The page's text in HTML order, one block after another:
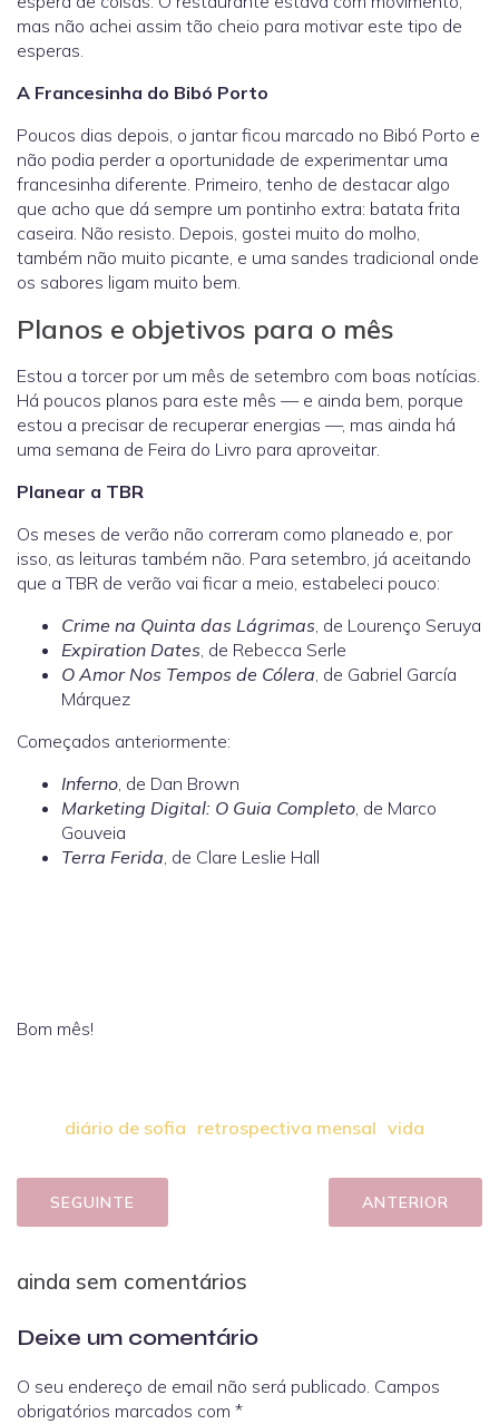
mas não achei assim tão cheio para motivar este tipo de
esperas.
A Francesinha do Bibó Porto
Poucos dias depois, o jantar ficou marcado no Bibó Porto e
não podia perder a oportunidade de experimentar uma
francesinha diferente. Primeiro, tenho de destacar algo
que acho que dá sempre um pontinho extra: batata frita
caseira. Não resisto. Depois, gostei muito do molho,
também não muito picante, e uma sandes tradicional onde
os sabores ligam muito bem.
Planos e objetivos para o mês
Estou a torcer por um mês de setembro com boas notícias.
Há poucos planos para este mês — e ainda bem, porque
estou a precisar de recuperar energias —, mas ainda há
uma semana de Feira do Livro para aproveitar.
Planear a TBR
Os meses de verão não correram como planeado e, por
isso, as leituras também não. Para setembro, já aceitando
que a TBR de verão vai ficar a meio, estabeleci pouco:
Crime na Quinta das Lágrimas, de Lourenço Seruya
Expiration Dates, de Rebecca Serle
O Amor Nos Tempos de Cólera, de Gabriel García
Márquez
Começados anteriormente:
Inferno, de Dan Brown
Marketing Digital: O Guia Completo, de Marco
Gouveia
Terra Ferida, de Clare Leslie Hall
Bom mês!
diário de sofia retrospectiva mensal vida
SEGUINTE ANTERIOR
ainda sem comentários
Deixe um comentário
O seu endereço de email não será publicado. Campos
obrigatórios marcados com *